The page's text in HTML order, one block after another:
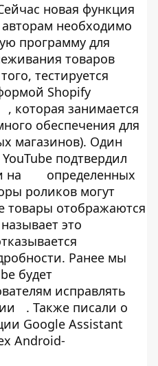
новая функция
авторам необходимо
программу для
товаров
тестируется
Shopify
, которая занимается
обеспечения для
магазинов). Один
подтвердил
на
определенных
роликов могут
товары отображаются
это
Ранее мы
будет
исправлять
. Также писали о
Google Assistant
Android-